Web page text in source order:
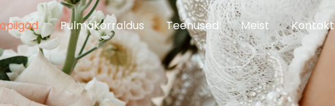
Pulmakorraldus Teenused Meist Kontakt